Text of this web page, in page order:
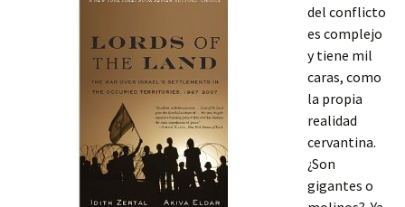
del conflicto
es complejo
y tiene mil
caras, como
la propia
realidad
cervantina.
¿Son
gigantes o